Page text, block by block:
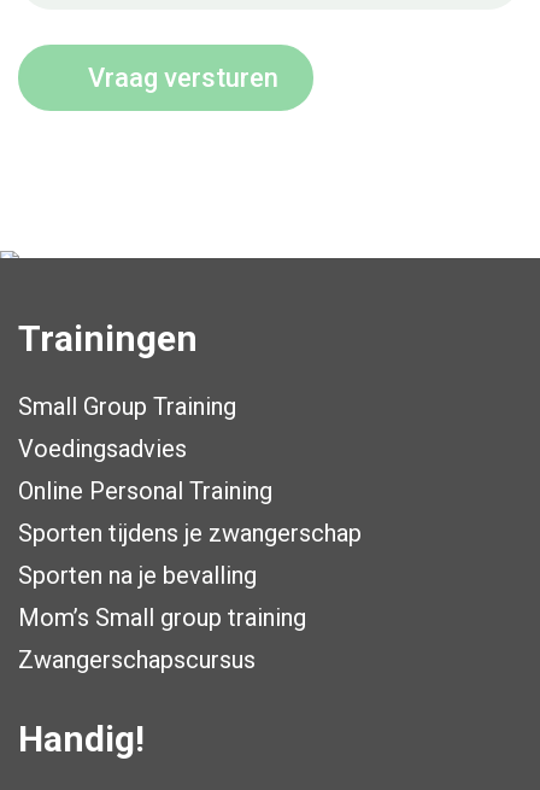
Trainingen
Small Group Training
Voedingsadvies
Online Personal Training
Sporten tijdens je zwangerschap
Sporten na je bevalling
Mom’s Small group training
Zwangerschapscursus
Handig!